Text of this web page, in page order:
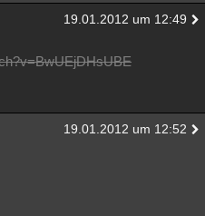
19.01.2012 um 12:49
19.01.2012 um 12:52